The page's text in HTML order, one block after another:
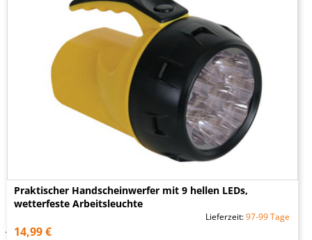
Praktischer Handscheinwerfer mit 9 hellen LEDs,
wetterfeste Arbeitsleuchte
Lieferzeit:97-99 Tage
14,99 €